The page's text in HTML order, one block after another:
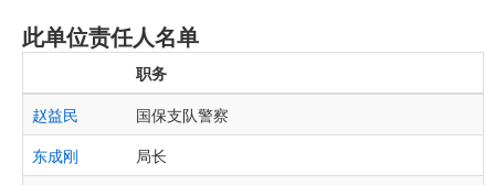
此单位责任人名单
职务
赵益民
国保支队警察
东成刚
局长